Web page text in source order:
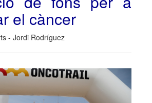
el càncer
- Jordi Rodríguez